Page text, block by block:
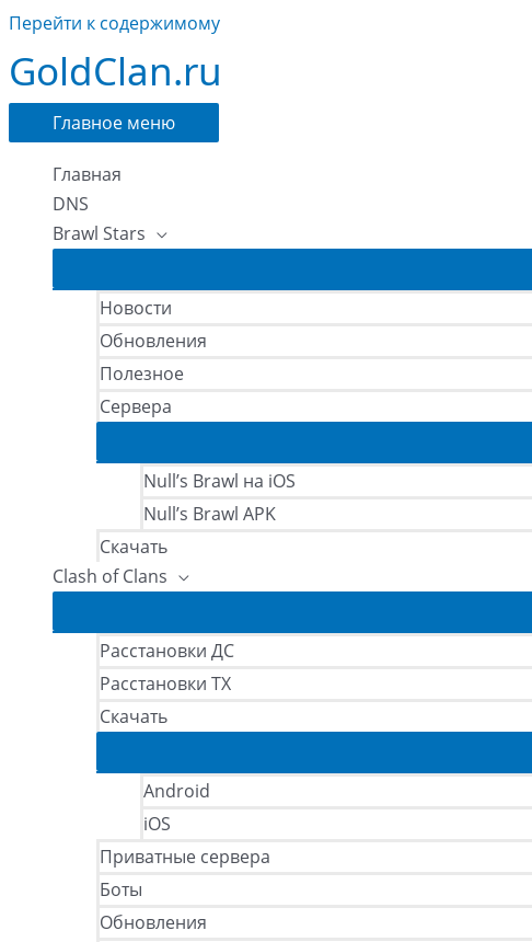
Перейти к содержимому
GoldClan.ru
Главное меню
Главная
DNS
Brawl Stars
Новости
Обновления
Полезное
Сервера
Null’s Brawl на iOS
Null’s Brawl APK
Скачать
Clash of Clans
Расстановки ДС
Расстановки ТХ
Скачать
Android
iOS
Приватные сервера
Боты
Обновления